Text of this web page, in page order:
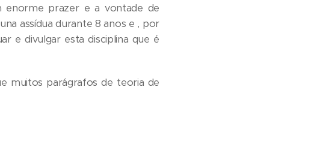
enorme prazer e a vontade de
assídua durante 8 anos e , por
e divulgar esta disciplina que é
muitos parágrafos de teoria de